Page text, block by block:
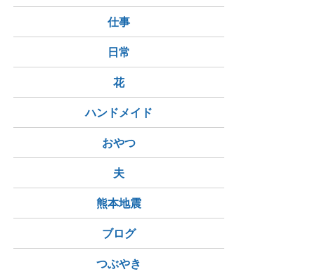
仕事
日常
花
ハンドメイド
おやつ
夫
熊本地震
ブログ
つぶやき